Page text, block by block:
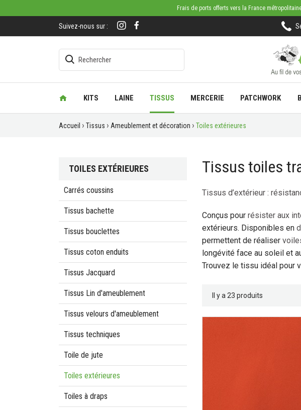
Frais de ports offerts vers la France
Suivez-nous sur :
KITS LAINE TISSUS MERCERIE PATCHWORK
Accueil Tissus Ameublement et décoration Toiles extérieures
TOILES EXTÉRIEURES
Carrés coussins
Tissus bachette
Tissus bouclettes
Tissus coton enduits
Tissus Jacquard
Tissus Lin d'ameublement
Tissus velours d'ameublement
Tissus techniques
Toile de jute
Toiles extérieures
Toiles à draps
Tissus toiles
Tissus d’extérieur :
Conçus pour résister aux
extérieurs. Disponibles en
permettent de réaliser
longévité face au soleil et
Trouvez le tissu idéal pour
Il y a 23 produits